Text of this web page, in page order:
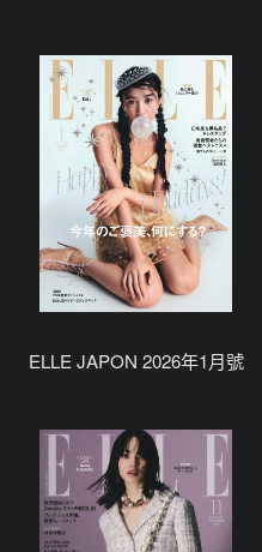
ELLE JAPON 2026年1月號